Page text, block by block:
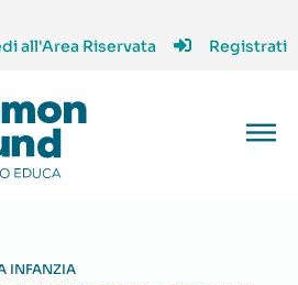
all'Area Riservata Registrati
INFANZIA